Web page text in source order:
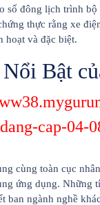
số đông lịch trình
thực rằng xe
hoạt và đặc biệt.
Bật
cap-04-
cùng toàn cục
ứng dụng. Những
ban ngành nghề